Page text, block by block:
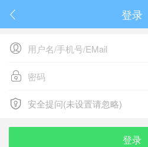
 登录


 安全提问(未设置请忽略)
安全提问(未设置请忽略)
登录